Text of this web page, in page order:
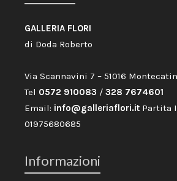
GALLERIA FLORI
di Doda Roberto
Via Scannavini 7 – 51016
Tel 0572 910083 / 328 7674601
Email: info@galleriaflori.it Partita
01975680685
Informazioni